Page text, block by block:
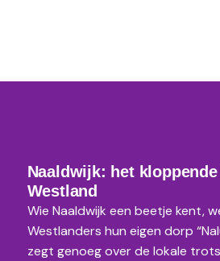
Naaldwijk: het
Westland
Wie Naaldwijk een beetje kent,
Westlanders hun eigen dorp
zegt genoeg over de lokale